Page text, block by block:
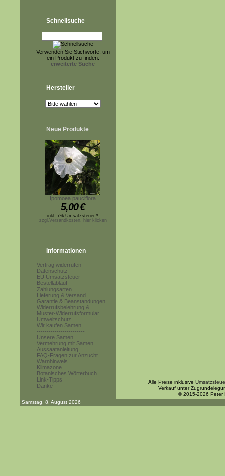
Schnellsuche
Verwenden Sie Stichworte, um
ein Produkt zu finden.
erweiterte Suche
Hersteller
Neue Produkte
Ipomoea pauciflora
5,00€
inkl. 7% Umsatzsteuer *
zzgl.Versandkosten, hier klicken
Informationen
Vertrag widerrufen
Datenschutz
EU Umsatzsteuer
Bestellablauf
Zahlungsarten
Lieferung & Versand
Garantie & Beanstandungen
Widerrufsbelehrung &
Muster-Widerrufsformular
Umweltschutz
Wir kaufen Samen
------------------------
Unsere Samen
Vermehrung mit Samen
Aussaatanleitung
FAQ-Fragen zur Anzucht
Warnhinweis
Klimazone
Botanisches Wörterbuch
Link-Tipps
Danke
Alle Preise inklusive
Verkauf unter
© 2015-2026 Peter
Samstag, 8. August 2026